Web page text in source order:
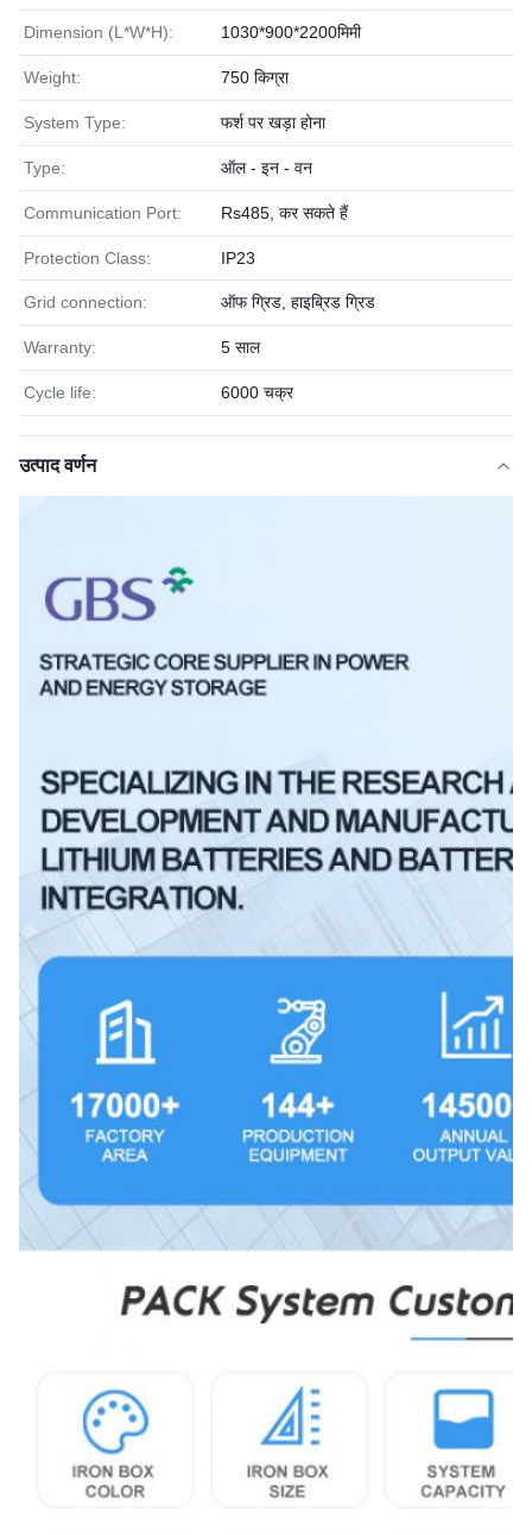
Dimension (L*W*H): 1030*900*2200मिमी
Weight: 750 किग्रा
System Type: फर्श पर खड़ा होना
Type: ऑल - इन - वन
Communication Port: Rs485, कर सकते हैं
Protection Class: IP23
Grid connection: ऑफ ग्रिड, हाइब्रिड ग्रिड
Warranty: 5 साल
Cycle life: 6000 चक्र
उत्पाद वर्णन